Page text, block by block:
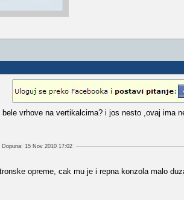
vrhove na vertikalcima? i jos nesto ,ovaj ima
Dopuna: 15 Nov 2010 17:02
opreme, cak mu je i repna konzola malo